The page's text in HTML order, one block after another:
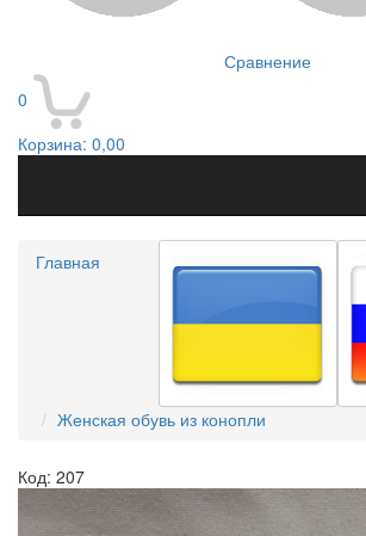
Сравнение
0
Корзина: 0,00
Главная
Женская обувь из конопли
Код: 207